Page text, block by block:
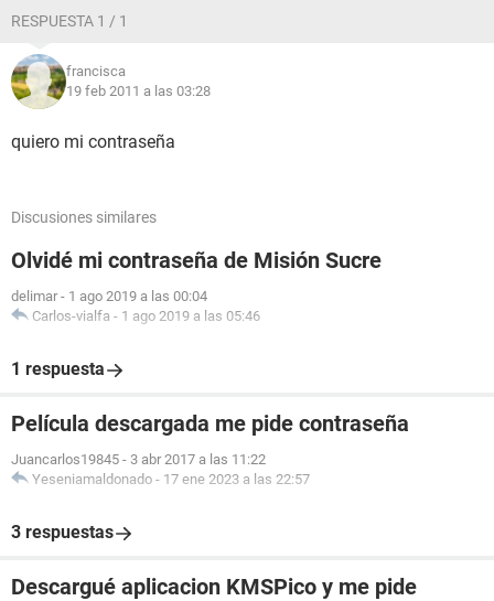
RESPUESTA 1 / 1
francisca
19 feb 2011 a las 03:28
quiero mi contraseña
Discusiones similares
Olvidé mi contraseña de Misión Sucre
delimar - 1 ago 2019 a las 00:04
Carlos-vialfa - 1 ago 2019 a las 05:46
1 respuesta
Película descargada me pide contraseña
Juancarlos19845 - 3 abr 2017 a las 11:22
Yeseniamaldonado - 17 ene 2023 a las 22:57
3 respuestas
Descargué aplicacion KMSPico y me pide